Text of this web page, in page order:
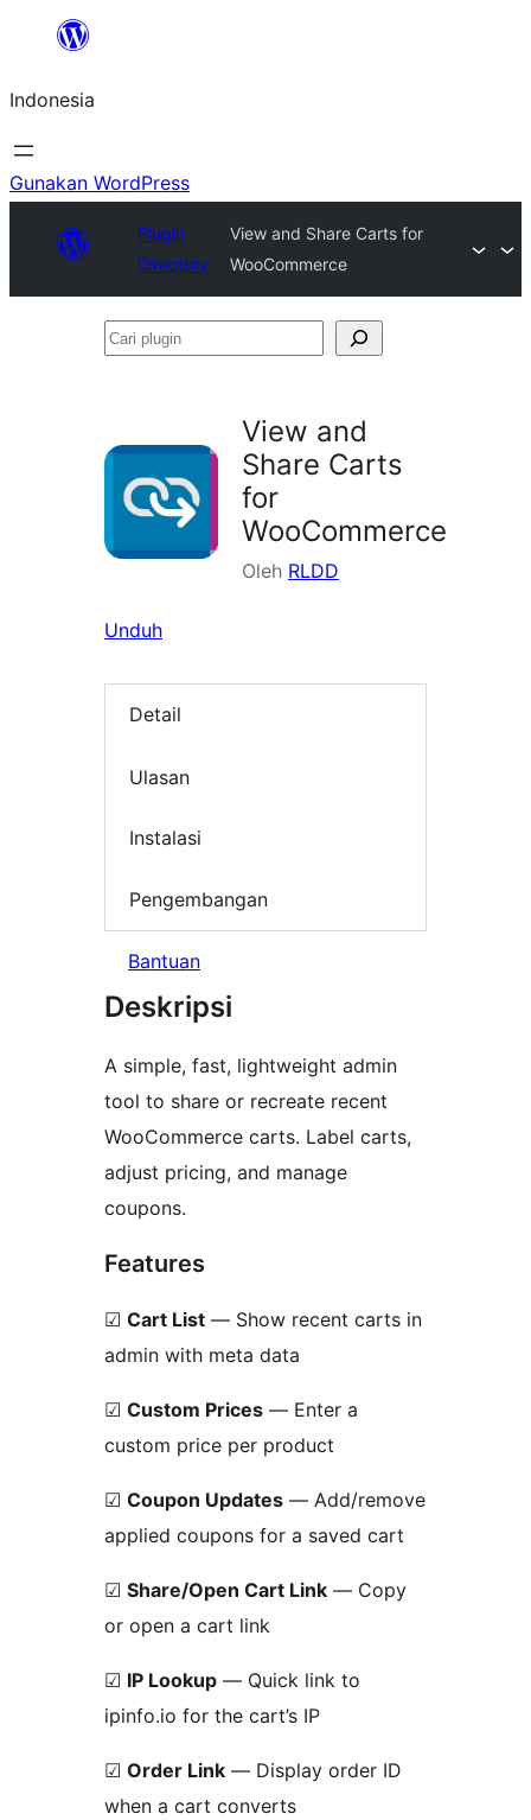
Lewati
konten
Indonesia
Gunakan WordPress
Plugin
Directory
View and Share Carts for
WooCommerce
Cari
View and
Share Carts
for
WooCommerce
Oleh RLDD
Unduh
Detail
Ulasan
Instalasi
Pengembangan
Bantuan
Deskripsi
A simple, fast, lightweight admin
tool to share or recreate recent
WooCommerce carts. Label carts,
adjust pricing, and manage
coupons.
Features
☑ Cart List — Show recent carts in
admin with meta data
☑ Custom Prices — Enter a
custom price per product
☑ Coupon Updates — Add/remove
applied coupons for a saved cart
☑ Share/Open Cart Link — Copy
or open a cart link
☑ IP Lookup — Quick link to
ipinfo.io for the cart’s IP
☑ Order Link — Display order ID
when a cart converts